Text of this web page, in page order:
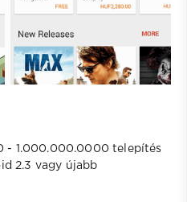
- 1.000.000.0000 telepítés
2.3 vagy újabb